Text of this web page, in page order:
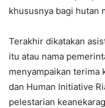
khususnya bagi hutan
Terakhir dikatakan
itu atau nama
menyampaikan terima
dan Human Initiative
pelestarian